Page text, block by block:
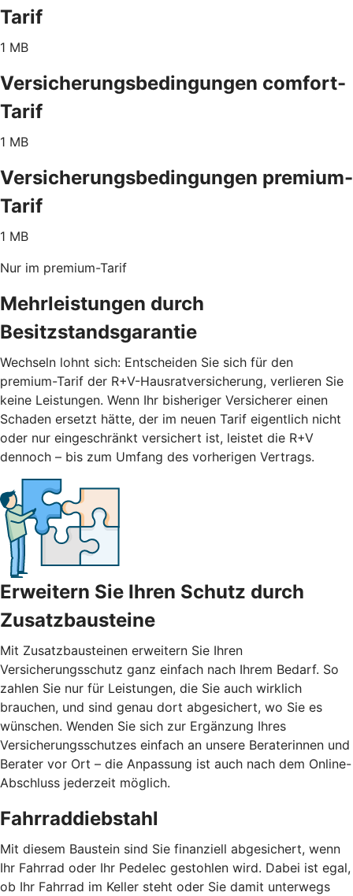
Tarif
1 MB
Versicherungsbedingungen comfort-
Tarif
1 MB
Versicherungsbedingungen premium-
Tarif
1 MB
Nur im premium-Tarif
Mehrleistungen durch
Besitzstandsgarantie
Wechseln lohnt sich: Entscheiden Sie sich für den
premium-Tarif der R+V-Hausratversicherung, verlieren Sie
keine Leistungen. Wenn Ihr bisheriger Versicherer einen
Schaden ersetzt hätte, der im neuen Tarif eigentlich nicht
oder nur eingeschränkt versichert ist, leistet die R+V
dennoch – bis zum Umfang des vorherigen Vertrags.
Erweitern Sie Ihren Schutz durch
Zusatzbausteine
Mit Zusatzbausteinen erweitern Sie Ihren
Versicherungsschutz ganz einfach nach Ihrem Bedarf. So
zahlen Sie nur für Leistungen, die Sie auch wirklich
brauchen, und sind genau dort abgesichert, wo Sie es
wünschen. Wenden Sie sich zur Ergänzung Ihres
Versicherungsschutzes einfach an unsere Beraterinnen und
Berater vor Ort – die Anpassung ist auch nach dem Online-
Abschluss jederzeit möglich.
Fahrraddiebstahl
Mit diesem Baustein sind Sie finanziell abgesichert, wenn
Ihr Fahrrad oder Ihr Pedelec gestohlen wird. Dabei ist egal,
ob Ihr Fahrrad im Keller steht oder Sie damit unterwegs